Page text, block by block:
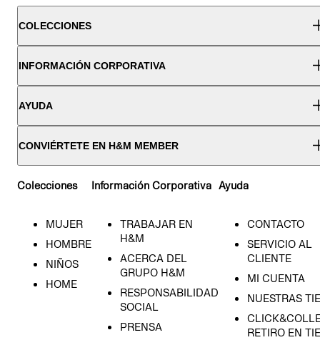
COLECCIONES
INFORMACIÓN CORPORATIVA
AYUDA
CONVIÉRTETE EN H&M MEMBER
Colecciones
MUJER
HOMBRE
NIÑOS
HOME
Información Corporativa
TRABAJAR EN
H&M
ACERCA DEL
GRUPO H&M
RESPONSABILIDAD
SOCIAL
PRENSA
Ayuda
CONTACTO
SERVICIO AL
CLIENTE
MI CUENTA
NUESTRAS
RETIRO EN